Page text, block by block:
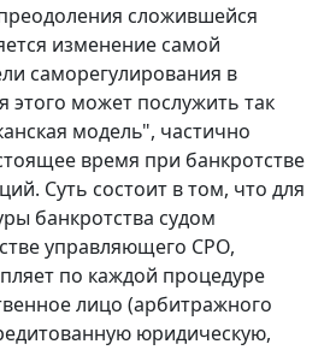
сложившейся
изменение самой
саморегулирования в
этого может послужить так
модель", частично
время при банкротстве
Суть состоит в том, что для
банкротства судом
управляющего СРО,
по каждой процедуре
лицо (арбитражного
юридическую,